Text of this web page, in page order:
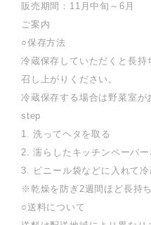
販売期間：11月中旬～6月
ご案内
○保存方法
冷蔵保存していただくと長
召し上がりください。
冷蔵保存する場合は野菜室が
step
1. 洗ってヘタを取る
2. 濡らしたキッチンペーパー
3. ビニール袋などに入れて
※乾燥を防ぎ2週間ほど長持
○送料について